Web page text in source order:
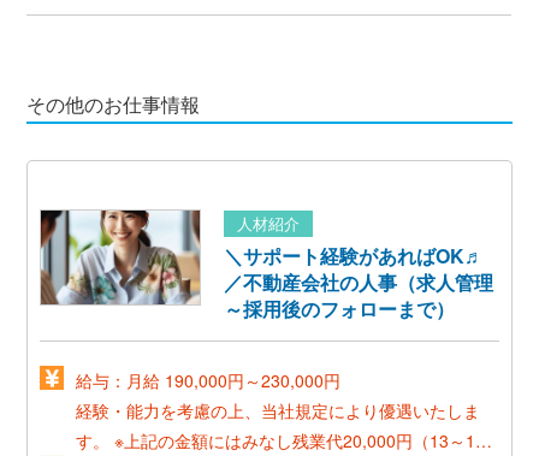
その他のお仕事情報
人材紹介
＼サポート経験があればOK♬
／不動産会社の人事（求人管理
～採用後のフォローまで）
給与：月給 190,000円～230,000円
経験・能力を考慮の上、当社規定により優遇いたしま
す。
※上記の金額にはみなし残業代20,000円（13～16